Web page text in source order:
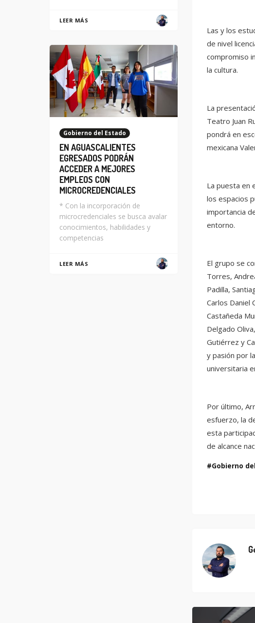
Las y los
de nivel
compromiso
la cultura.
La
Teatro Juan
pondrá en
mexicana
La puesta en
los espacios
importancia
entorno.
El grupo se
Torres,
Padilla,
Carlos Daniel
Castañeda
Delgado
Gutiérrez y
y pasión por
universitaria
Por último,
esfuerzo, la
esta
de alcance
Gobierno
LEER MÁS
Gobierno del Estado
EN AGUASCALIENTES
EGRESADOS PODRÁN
ACCEDER A MEJORES
EMPLEOS CON
MICROCREDENCIALES
* Con la incorporación de
microcredenciales se busca avalar
conocimientos, habilidades y
competencias
LEER MÁS